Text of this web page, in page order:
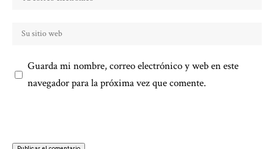
Guarda mi nombre, correo electrónico y web en este
navegador para la próxima vez que comente.